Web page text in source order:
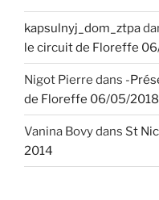
kapsulnyj_dom_ztpa
le circuit de Floreffe
Nigot Pierre dans -
de Floreffe 06/05/2018
Vanina Bovydans St
2014